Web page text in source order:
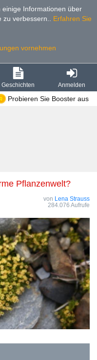
Informationen über
verbessern.
Erfahren Sie
vornehmen
Geschichten Anmelden
Probieren Sie Booster aus
Pflanzenwelt?
von Lena Strauss
284.076 Aufrufe